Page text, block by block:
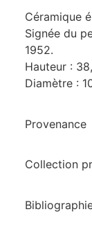
Céramique
Signée du
1952.
Hauteur :
Diamètre :
Provenance
Collection